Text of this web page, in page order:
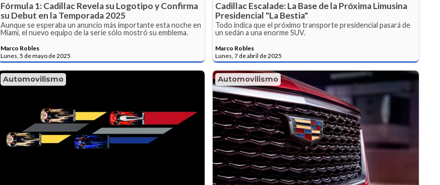
Fórmula 1: Cadillac Revela su Logotipo y Confirma
su Debut en la Temporada 2025
Aunque se esperaba un anuncio más importante esta noche en
Miami, el nuevo equipo de la serie sólo mostró su emblema.
Marco Robles
Lunes, 5 de mayo de 2025
Cadillac Escalade: La Base de la Próxima Limusina
Presidencial "La Bestia"
Todo indica que el próximo transporte presidencial pasará de
un sedán a una enorme SUV.
Marco Robles
Lunes, 7 de abril de 2025
Automovilismo Automovilismo